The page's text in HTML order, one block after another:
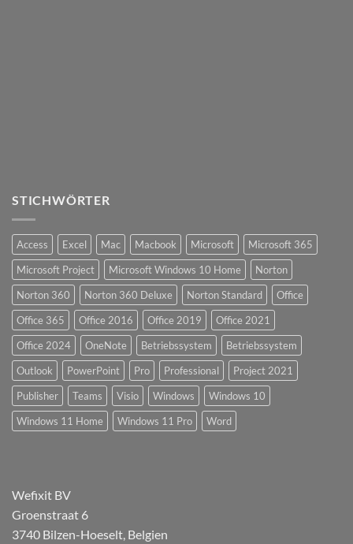
STICHWÖRTER
Access Excel Mac Macbook Microsoft
Microsoft 365
Microsoft Project
Microsoft Windows 10 Home
Norton
Norton 360
Norton 360 Deluxe Norton Standard
Office
Office 365
Office 2016 Office 2019
Office 2021
Office 2024
OneNote Betriebssystem
Betriebssystem
Outlook
PowerPoint Pro Professional
Project 2021
Publisher
Teams Visio Windows
Windows 10
Windows 11 Home
Windows 11 Pro Word
Wefixit BV
Groenstraat 6
3740 Bilzen-Hoeselt, Belgien